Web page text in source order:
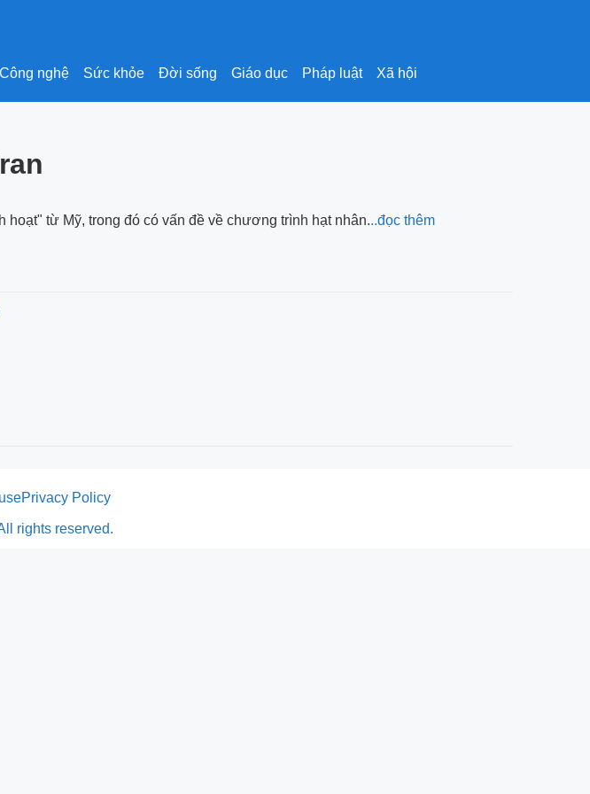
Công nghệ Sức khỏe Đời sống Giáo dục Pháp luật Xã hội
từ Mỹ, trong đó có vấn đề về chương trình hạt nhân...đọc thêm
Privacy Policy
rights reserved.